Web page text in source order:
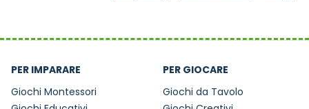
PER IMPARARE
Giochi Montessori
PER GIOCARE
Giochi da Tavolo